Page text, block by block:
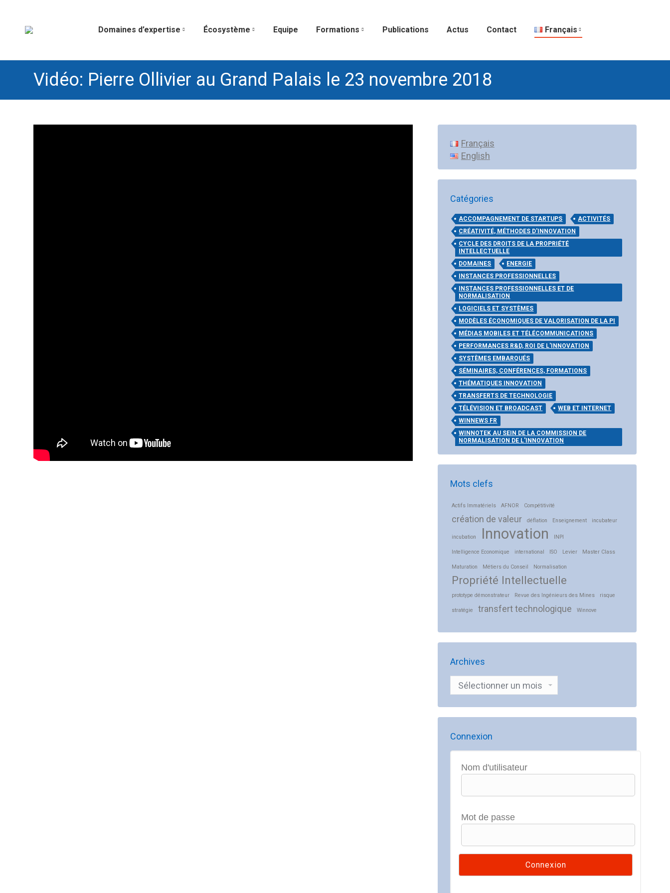
Domaines d’expertise Écosystème Equipe Formations Publications Actus Contact Français
Vidéo: Pierre Ollivier au Grand Palais le 23 novembre 2018
Français
English
Catégories
ACCOMPAGNEMENT DE STARTUPS
ACTIVITÉS
CRÉATIVITÉ, MÉTHODES D'INNOVATION
CYCLE DES DROITS DE LA PROPRIÉTÉ
INTELLECTUELLE
DOMAINES
ENERGIE
INSTANCES PROFESSIONNELLES
INSTANCES PROFESSIONNELLES ET DE
NORMALISATION
LOGICIELS ET SYSTÈMES
MODÈLES ÉCONOMIQUES DE VALORISATION DE LA PI
MÉDIAS MOBILES ET TÉLÉCOMMUNICATIONS
PERFORMANCES R&D, ROI DE L'INNOVATION
SYSTÈMES EMBARQUÉS
SÉMINAIRES, CONFÉRENCES, FORMATIONS
THÉMATIQUES INNOVATION
TRANSFERTS DE TECHNOLOGIE
TÉLÉVISION ET BROADCAST
WEB ET INTERNET
WINNEWS FR
WINNOTEK AU SEIN DE LA COMMISSION DE
NORMALISATION DE L'INNOVATION
Mots clefs
Actifs Immatériels AFNOR Compétitivité
création de valeur déflation Enseignement incubateur
incubation Innovation INPI
Intelligence Economique international ISO Levier Master Class
Maturation Métiers du Conseil Normalisation
Propriété Intellectuelle
prototype démonstrateur Revue des Ingénieurs des Mines risque
stratégie transfert technologique Winnove
Archives
Archives
Connexion
Nom d'utilisateur
Mot de passe